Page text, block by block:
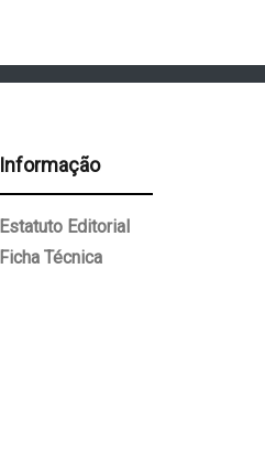
Informação
Estatuto Editorial
Ficha Técnica